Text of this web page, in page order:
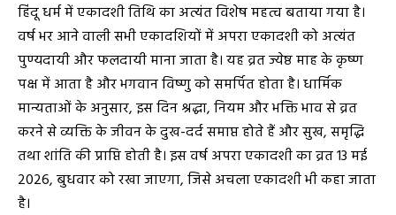
हिंदू धर्म में एकादशी तिथि का अत्यंत विशेष महत्व बताया गया है।
वर्ष भर आने वाली सभी एकादशियों में अपरा एकादशी को अत्यंत
पुण्यदायी और फलदायी माना जाता है। यह व्रत ज्येष्ठ माह के कृष्ण
पक्ष में आता है और भगवान विष्णु को समर्पित होता है। धार्मिक
मान्यताओं के अनुसार, इस दिन श्रद्धा, नियम और भक्ति भाव से व्रत
करने से व्यक्ति के जीवन के दुख-दर्द समाप्त होते हैं और सुख, समृद्धि
तथा शांति की प्राप्ति होती है। इस वर्ष अपरा एकादशी का व्रत 13 मई
2026, बुधवार को रखा जाएगा, जिसे अचला एकादशी भी कहा जाता
है।